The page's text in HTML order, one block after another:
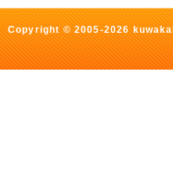
Copyright © 2005-2026